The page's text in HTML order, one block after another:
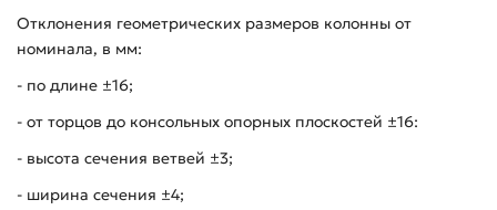
Отклонения геометрических размеров колонны от
номинала, в мм:
- по длине ±16;
- от торцов до консольных опорных плоскостей ±16:
- высота сечения ветвей ±3;
- ширина сечения ±4;